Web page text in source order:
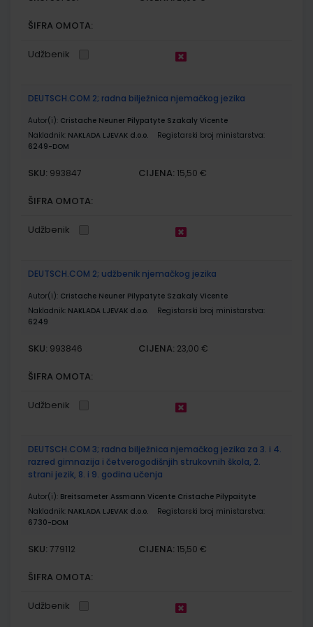
ŠIFRA OMOTA:
Udžbenik
DEUTSCH.COM 2; radna bilježnica njemačkog jezika
Autor(i): Cristache Neuner Pilypatyte Szakaly Vicente
Nakladnik: NAKLADA LJEVAK d.o.o.
Registarski broj ministarstva:
6249-DOM
SKU: 993847 CIJENA: 15,50 €
ŠIFRA OMOTA:
Udžbenik
DEUTSCH.COM 2; udžbenik njemačkog jezika
Autor(i): Cristache Neuner Pilypatyte Szakaly Vicente
Nakladnik: NAKLADA LJEVAK d.o.o.
Registarski broj ministarstva:
6249
SKU: 993846 CIJENA: 23,00 €
ŠIFRA OMOTA:
Udžbenik
DEUTSCH.COM 3; radna bilježnica njemačkog jezika za 3. i 4.
razred gimnazija i četverogodišnjih strukovnih škola, 2.
strani jezik, 8. i 9. godina učenja
Autor(i): Breitsameter Assmann Vicente Cristache Pilypaityte
Nakladnik: NAKLADA LJEVAK d.o.o.
Registarski broj ministarstva:
6730-DOM
SKU: 779112 CIJENA: 15,50 €
ŠIFRA OMOTA:
Udžbenik